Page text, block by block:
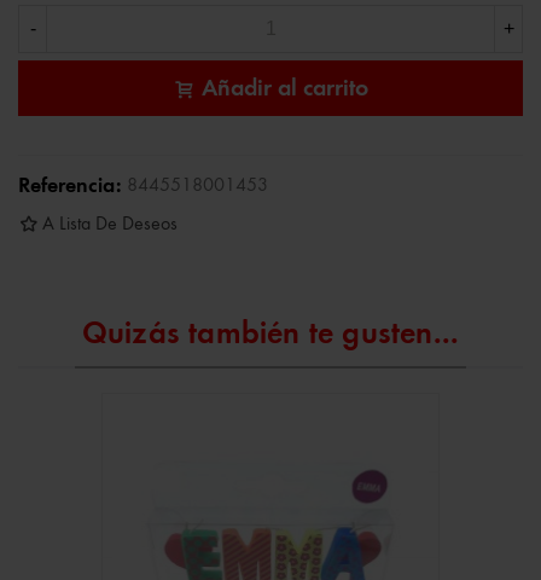
- +
Añadir al carrito
Referencia: 8445518001453
A Lista De Deseos
Quizás también te gusten...